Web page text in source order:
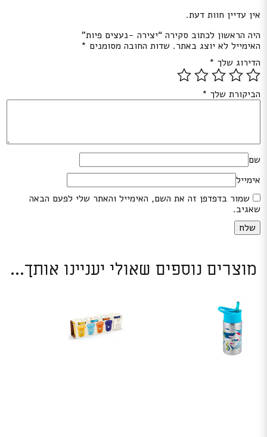
אין עדיין חוות דעת.
היה הראשון לכתוב סקירה “יצירה -נעצים פיות”
האימייל לא יוצג באתר. שדות החובה מסומנים *
הדירוג שלך *
הביקורת שלך *
שם
אימייל
שמור בדפדפן זה את השם, האימייל והאתר שלי לפעם הבאה
שאגיב.
מוצרים נוספים שאולי יעניינו אותך...